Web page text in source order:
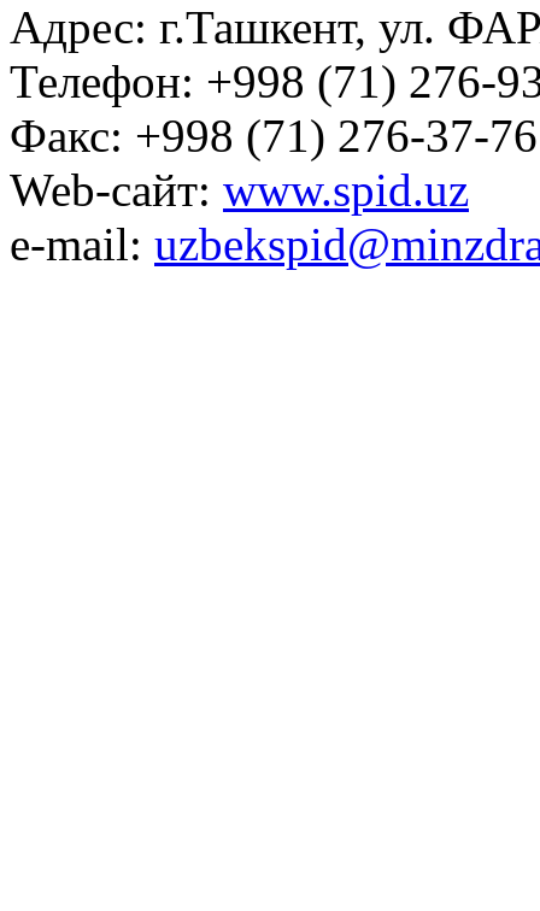
Адрес: г.Ташкент, ул.
Телефон: +998 (71) 276-
Факс: +998 (71) 276-37-76
Web-сайт: www.spid.uz
e-mail: